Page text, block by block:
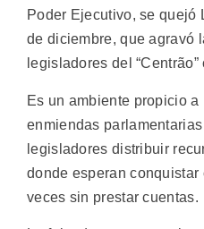
Poder Ejecutivo, se quejó
de diciembre, que agravó
legisladores del
Es un ambiente propicio
enmiendas
legisladores distribuir
donde esperan
veces sin prestar cuentas.